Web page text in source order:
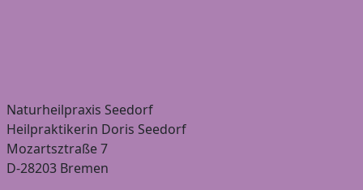
Naturheilpraxis Seedorf
Heilpraktikerin Doris Seedorf
Mozartsztraße 7
D-28203 Bremen